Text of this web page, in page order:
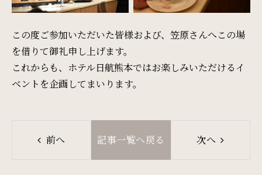
この度ご参加いただいた皆様および、笠原さんへこの場
を借りて御礼申し上げます。
これからも、ホテル日航熊本ではお楽しみいただけるイ
ベントを企画してまいります。
前へ 記事一覧へ戻る 次へ